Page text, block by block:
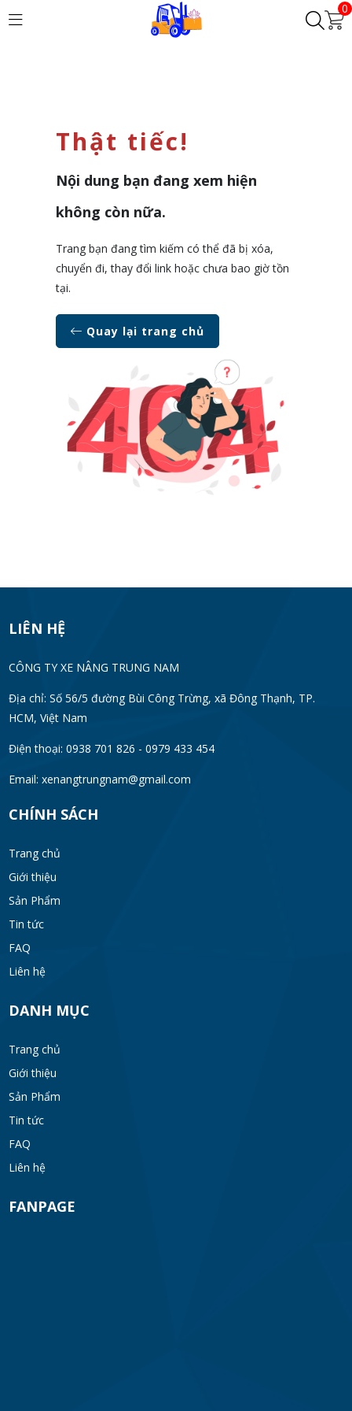
0
Thật tiếc!
Nội dung bạn đang xem hiện
không còn nữa.
Trang bạn đang tìm kiếm có thể đã bị xóa,
chuyển đi, thay đổi link hoặc chưa bao giờ tồn
tại.
Quay lại trang chủ
LIÊN HỆ
CÔNG TY XE NÂNG TRUNG NAM
Địa chỉ: Số 56/5 đường Bùi Công Trừng, xã Đông Thạnh, TP.
HCM, Việt Nam
Điện thoại: 0938 701 826 - 0979 433 454
Email: xenangtrungnam@gmail.com
CHÍNH SÁCH
Trang chủ
Giới thiệu
Sản Phẩm
Tin tức
FAQ
Liên hệ
DANH MỤC
Trang chủ
Giới thiệu
Sản Phẩm
Tin tức
FAQ
Liên hệ
FANPAGE